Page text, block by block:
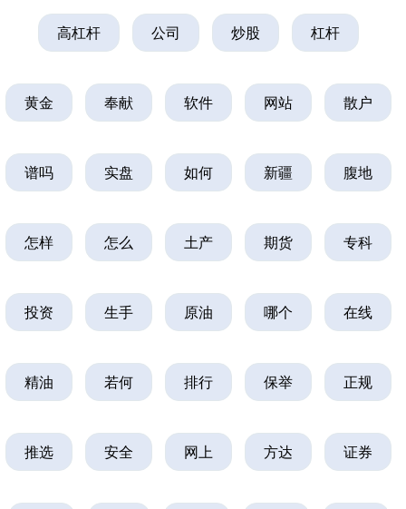
高杠杆 公司 炒股 杠杆
黄金 奉献 软件 网站 散户
谱吗 实盘 如何 新疆 腹地
怎样 怎么 土产 期货 专科
投资 生手 原油 哪个 在线
精油 若何 排行 保举 正规
推选 安全 网上 方达 证券